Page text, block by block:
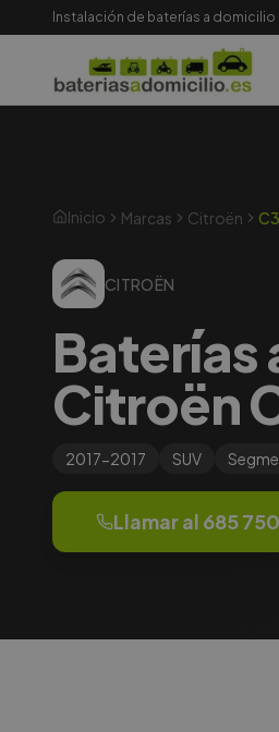
Instalación de baterías a domicilio
Inicio Marcas Citroën
CITROËN
Baterías
Citroën
2017-2017 SUV
Llamar al 685